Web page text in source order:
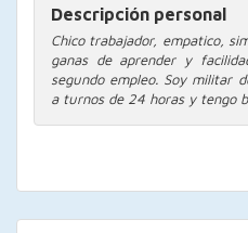
Descripción personal
Chico trabajador, empatico,
ganas de aprender y
segundo empleo. Soy militar
a turnos de 24 horas y tengo